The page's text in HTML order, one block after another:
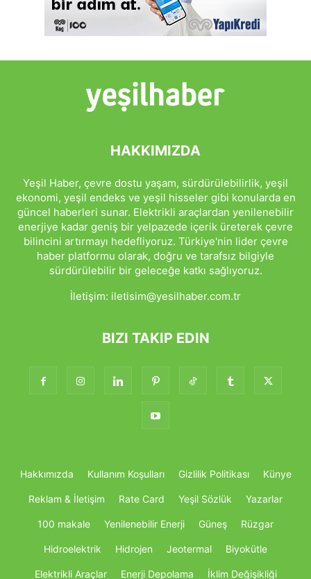
HAKKIMIZDA
Yeşil Haber, çevre dostu yaşam, sürdürülebilirlik, yeşil
ekonomi, yeşil endeks ve yeşil hisseler gibi konularda en
güncel haberleri sunar. Elektrikli araçlardan yenilenebilir
enerjiye kadar geniş bir yelpazede içerik üreterek çevre
bilincini artırmayı hedefliyoruz. Türkiye'nin lider çevre
haber platformu olarak, doğru ve tarafsız bilgiyle
sürdürülebilir bir geleceğe katkı sağlıyoruz.
İletişim: iletisim@yesilhaber.com.tr
BIZI TAKIP EDIN
Hakkımızda Kullanım Koşulları Gizlilik Politikası Künye
Reklam & İletişim Rate Card Yeşil Sözlük Yazarlar
100 makale Yenilenebilir Enerji Güneş Rüzgar
Hidroelektrik Hidrojen Jeotermal Biyokütle
Elektrikli Araçlar Enerji Depolama İklim Değişikliği